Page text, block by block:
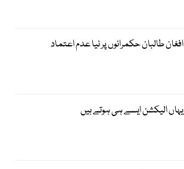
افغان طالبان حکمرانوں پر نیا عدم اعتماد
یہاں الیکشن ایسے ہی ہوتے ہیں